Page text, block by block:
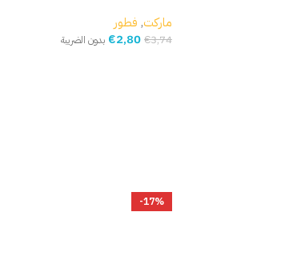
ماركت, فطور
€3,74
€2,80 بدون الضريبة
-17%